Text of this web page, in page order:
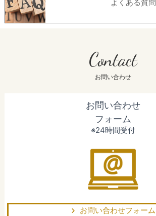
よくある質問
Contact
お問い合わせ
お問い合わせ
フォーム
※24時間受付
お問い合わせフォーム